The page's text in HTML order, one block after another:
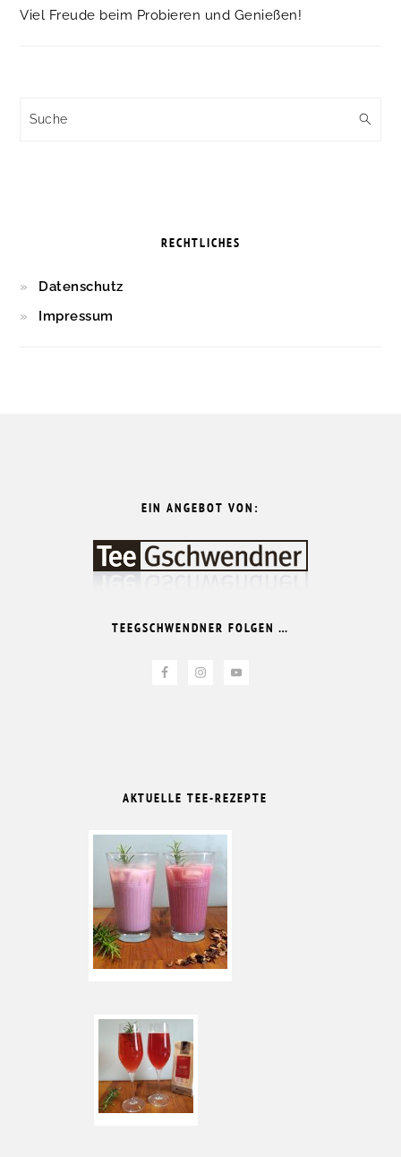
Viel Freude beim Probieren und Genießen!
Suche
RECHTLICHES
Datenschutz
Impressum
EIN ANGEBOT VON:
TEEGSCHWENDNER FOLGEN …
AKTUELLE TEE-REZEPTE